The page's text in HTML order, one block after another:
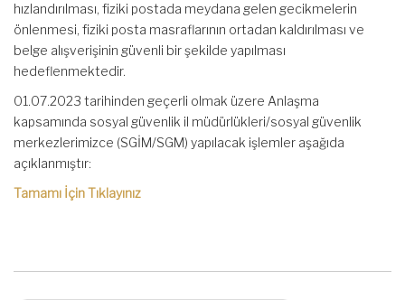
hızlandırılması, fiziki postada meydana gelen gecikmelerin
önlenmesi, fiziki posta masraflarının ortadan kaldırılması ve
belge alışverişinin güvenli bir şekilde yapılması
hedeflenmektedir.
01.07.2023 tarihinden geçerli olmak üzere Anlaşma
kapsamında sosyal güvenlik il müdürlükleri/sosyal güvenlik
merkezlerimizce (SGİM/SGM) yapılacak işlemler aşağıda
açıklanmıştır:
Tamamı İçin Tıklayınız